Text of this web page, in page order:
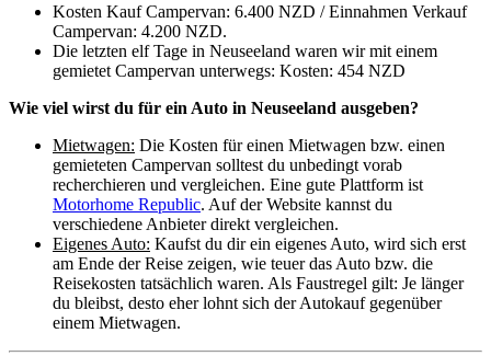
Kosten Kauf Campervan: 6.400 NZD / Einnahmen Verkauf
Campervan: 4.200 NZD.
Die letzten elf Tage in Neuseeland waren wir mit einem
gemietet Campervan unterwegs: Kosten: 454 NZD
Wie viel wirst du für ein Auto in Neuseeland ausgeben?
Mietwagen: Die Kosten für einen Mietwagen bzw. einen
gemieteten Campervan solltest du unbedingt vorab
recherchieren und vergleichen. Eine gute Plattform ist
Motorhome Republic. Auf der Website kannst du
verschiedene Anbieter direkt vergleichen.
Eigenes Auto: Kaufst du dir ein eigenes Auto, wird sich erst
am Ende der Reise zeigen, wie teuer das Auto bzw. die
Reisekosten tatsächlich waren. Als Faustregel gilt: Je länger
du bleibst, desto eher lohnt sich der Autokauf gegenüber
einem Mietwagen.